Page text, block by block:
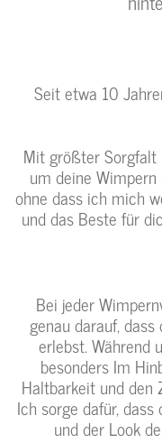
Seit etwa 10
Mit größter
um deine
ohne dass ich mich
und das Beste für
Bei jeder
genau darauf,
erlebst. Während
besonders Im
Haltbarkeit und den
Ich sorge dafür,
und der Look